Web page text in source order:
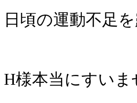
日頃の運動不足
H様本当にすいま